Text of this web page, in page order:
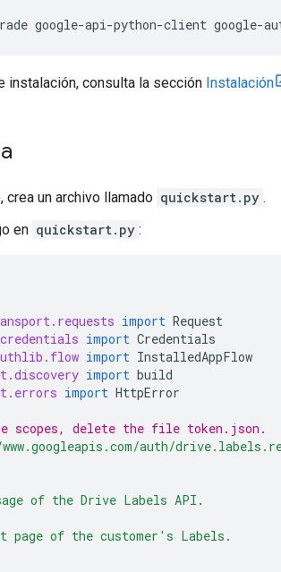
google-api-python-client google-
instalación, consulta la sección Instalación
crea un archivo llamado quickstart.py .
en quickstart.py :
import Request
import Credentials
import InstalledAppFlow
import build
import HttpError
scopes, delete the file token.json.
auth/
of the Drive Labels API.
page of the customer's Labels.